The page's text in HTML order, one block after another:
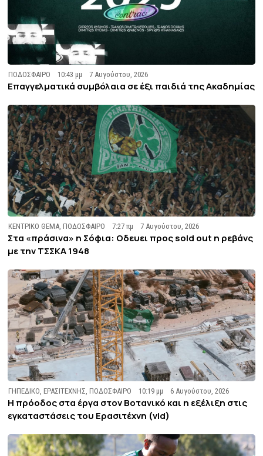
ΠΟΔΟΣΦΑΙΡΟ 10:43 μμ 7 Αυγούστου, 2026
Επαγγελματικά συμβόλαια σε έξι παιδιά της Ακαδημίας
ΚΕΝΤΡΙΚΟ ΘΕΜΑ ,ΠΟΔΟΣΦΑΙΡΟ 7:27 πμ 7 Αυγούστου, 2026
Στα «πράσινα» η Σόφια: Οδευει προς sold out η ρεβάνς
με την ΤΣΣΚΑ 1948
ΓΗΠΕΔΙΚΟ ,ΕΡΑΣΙΤΕΧΝΗΣ ,ΠΟΔΟΣΦΑΙΡΟ 10:19 μμ 6 Αυγούστου, 2026
Η πρόοδος στα έργα στον Βοτανικό και η εξέλιξη στις
εγκαταστάσεις του Ερασιτέχνη (vid)